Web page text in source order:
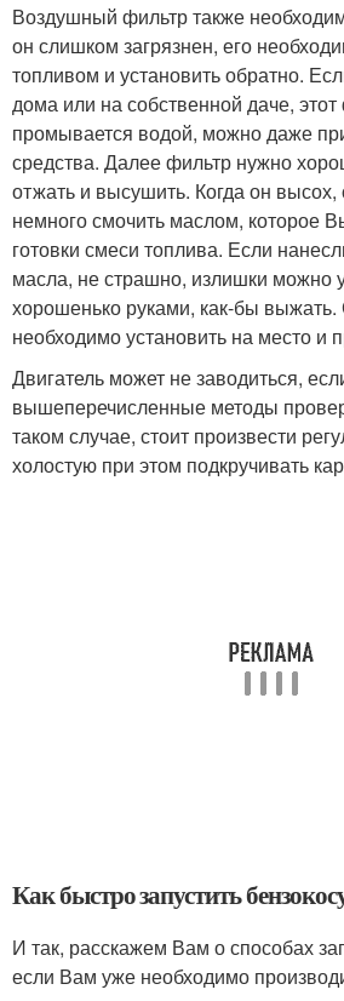
Воздушный фильтр также
он слишком загрязнен, его
топливом и установить обратно.
дома или на собственной даче, этот
промывается водой, можно даже
средства. Далее фильтр нужно
отжать и высушить. Когда он высох,
немного смочить маслом, которое
готовки смеси топлива. Если
масла, не страшно, излишки можно
хорошенько руками, как-бы
необходимо установить на место и
Двигатель может не заводиться,
вышеперечисленные методы
таком случае, стоит произвести
холостую при этом подкручивать
Как быстро запустить
И так, расскажем Вам о способах
если Вам уже необходимо